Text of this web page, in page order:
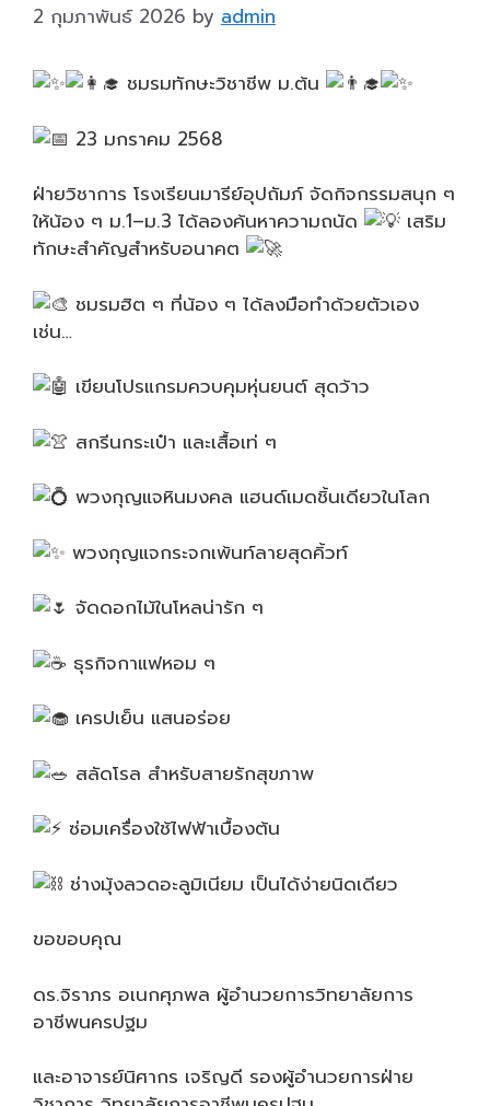
2 กุมภาพันธ์ 2026 by admin
ชมรมทักษะวิชาชีพ ม.ต้น
23 มกราคม 2568
ฝ่ายวิชาการ โรงเรียนมารีย์อุปถัมภ์ จัดกิจกรรมสนุก ๆ
ให้น้อง ๆ ม.1–ม.3 ได้ลองค้นหาความถนัด
เสริม
ทักษะสำคัญสำหรับอนาคต
ชมรมฮิต ๆ ที่น้อง ๆ ได้ลงมือทำด้วยตัวเอง
เช่น…
เขียนโปรแกรมควบคุมหุ่นยนต์ สุดว้าว
สกรีนกระเป๋า และเสื้อเท่ ๆ
พวงกุญแจหินมงคล แฮนด์เมดชิ้นเดียวในโลก
พวงกุญแจกระจกเพ้นท์ลายสุดคิ้วท์
จัดดอกไม้ในโหลน่ารัก ๆ
ธุรกิจกาแฟหอม ๆ
เครปเย็น แสนอร่อย
สลัดโรล สำหรับสายรักสุขภาพ
ซ่อมเครื่องใช้ไฟฟ้าเบื้องต้น
ช่างมุ้งลวดอะลูมิเนียม เป็นได้ง่ายนิดเดียว
ขอขอบคุณ
ดร.จิราภร อเนกศุภพล ผู้อำนวยการวิทยาลัยการ
อาชีพนครปฐม
และอาจารย์นิศากร เจริญดี รองผู้อำนวยการฝ่าย